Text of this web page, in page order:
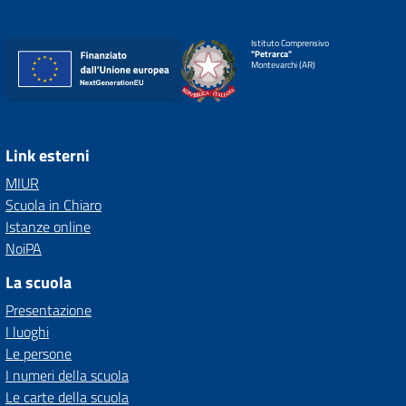
Istituto Comprensivo
"Petrarca"
Montevarchi (AR)
Link esterni
MIUR
Scuola in Chiaro
Istanze online
NoiPA
La scuola
Presentazione
I luoghi
Le persone
I numeri della scuola
Le carte della scuola